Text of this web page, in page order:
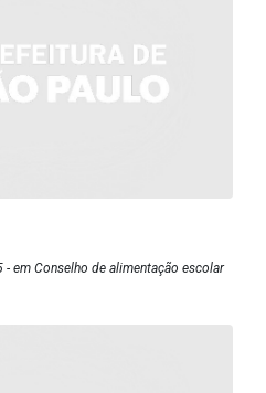
em Conselho de alimentação escolar